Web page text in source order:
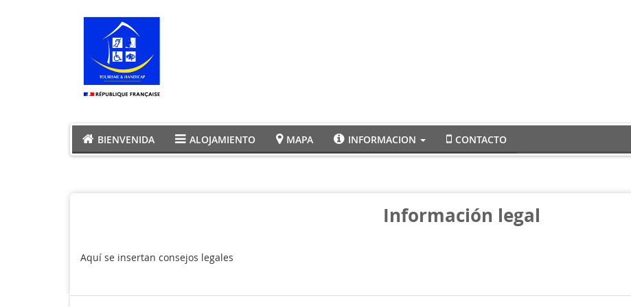
BIENVENIDA ALOJAMIENTO MAPA INFORMACION CONTACTO
Información legal
Aquí se insertan consejos legales